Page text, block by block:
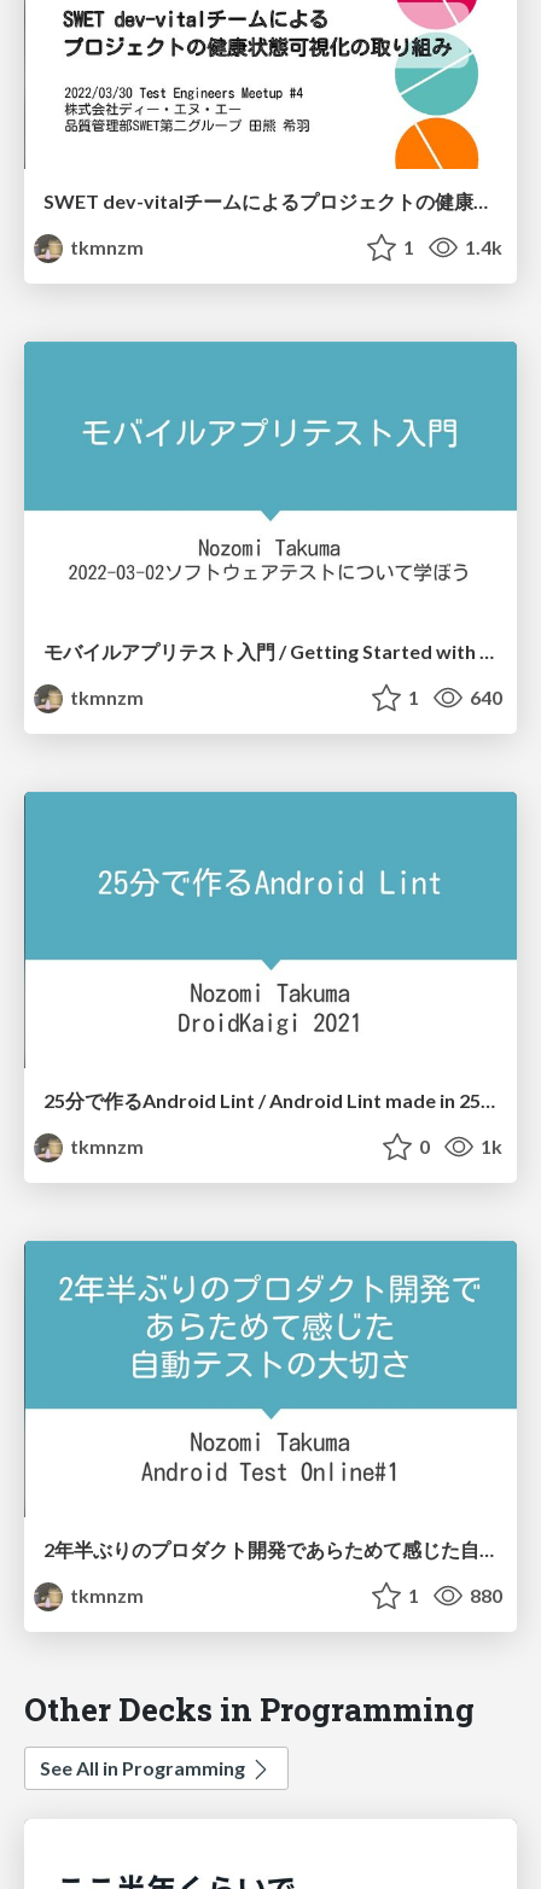
SWET dev-vitalチームによるプロジェクトの健康状態可視化の取り組み / SWET dev-vital team's efforts to visualize the health of the project
tkmnzm
1 1.4k
tkmnzm
1 640
25分で作るAndroid Lint / Android Lint made in 25 minutes
tkmnzm
0 1k
2年半ぶりのプロダクト開発であらためて感じた自動テストの大切さ / realized the importance of automatic testing with product development for the first time in two and a half years
tkmnzm
1 880
Other Decks in Programming
See All in Programming